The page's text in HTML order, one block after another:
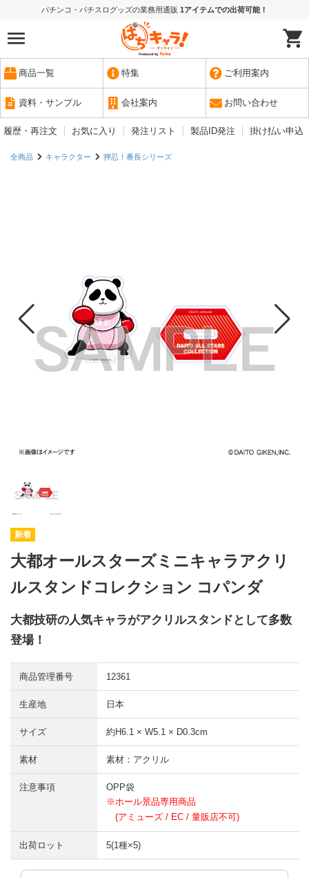
パチンコ・パチスログッズの業務用通販 1アイテムでの出荷可能！
商品一覧 特集 ご利用案内
資料・サンプル 会社案内 お問い合わせ
履歴・再注文 お気に入り 発注リスト 製品ID発注 掛け払い申込
全商品 キャラクター 押忍！番長シリーズ
大都オールスターズミニキャラアクリ
ルスタンドコレクション コパンダ
大都技研の人気キャラがアクリルスタンドとして多数
登場！
商品管理番号 12361
生産地 日本
サイズ 約H6.1 × W5.1 × D0.3cm
素材 素材：アクリル
注意事項
OPP袋
※ホール景品専用商品
(アミューズ / EC / 量販店不可)
出荷ロット 5(1種×5)